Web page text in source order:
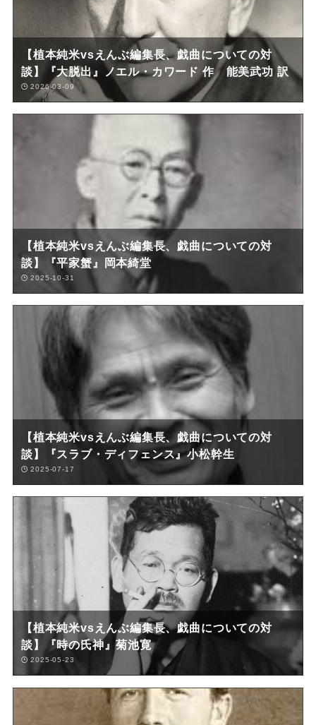
【植本純米vsえんぶ編集長、戯曲についての対
談】『大脱出』ノエル・カワード 作 能美武功 訳
2026-03-09
【植本純米vsえんぶ編集長、戯曲についての対
談】『平家蟹』岡本綺堂
2025-10-31
【植本純米vsえんぶ編集長、戯曲についての対
談】『スラブ・ディフェンス』小松幹生
2025-07-17
【植本純米vsえんぶ編集長、戯曲についての対
談】『時の氏神』菊池寛
2025-05-23